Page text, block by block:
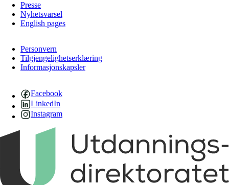
Presse
Nyhetsvarsel
English pages
Personvern
Tilgjengelighetserklæring
Informasjonskapsler
Facebook
LinkedIn
Instagram